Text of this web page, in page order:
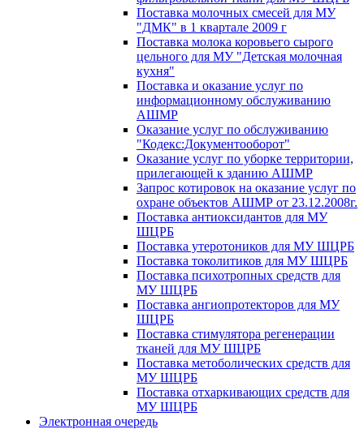
Поставка молочных смесей для МУ
"ДМК" в 1 квартале 2009 г
Поставка молока коровьего сырого
цельного для МУ "Детская молочная
кухня"
Поставка и оказание услуг по
информационному обслуживанию
АШМР
Оказание услуг по обслуживанию
"Кодекс:Документооборот"
Оказание услуг по уборке территории,
прилегающей к зданию АШМР
Запрос котировок на оказание услуг по
охране объектов АШМР от 23.12.2008г.
Поставка антиоксидантов для МУ
ШЦРБ
Поставка утеротоников для МУ ШЦРБ
Поставка токолитиков для МУ ШЦРБ
Поставка психотропных средств для
МУ ШЦРБ
Поставка ангиопротекторов для МУ
ШЦРБ
Поставка стимулятора регенерации
тканей для МУ ШЦРБ
Поставка метоболических средств для
МУ ШЦРБ
Поставка отхаркивающих средств для
МУ ШЦРБ
Электронная очередь